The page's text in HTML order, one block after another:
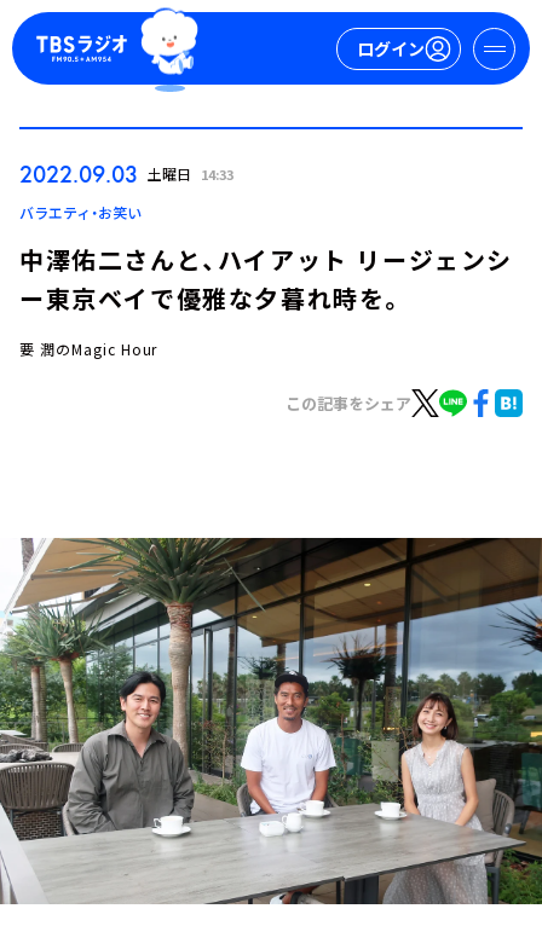
ログイン
ログイン
お知らせ
イベント・グッズ
YouTube
会社情報
2022.09.03 土曜日 14:33
バラエティ・お笑い
中澤佑二さんと、ハイアット リージェンシ
ー東京ベイで優雅な夕暮れ時を。
要 潤のMagic Hour
この記事をシェア